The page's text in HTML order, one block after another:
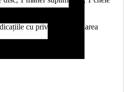
cu privire la eliminarea